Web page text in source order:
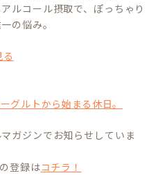
ルコール摂取で、ぽっちゃり
の悩み。
グルトから始まる休日。
ガジンでお知らせしていま
登録はコチラ！